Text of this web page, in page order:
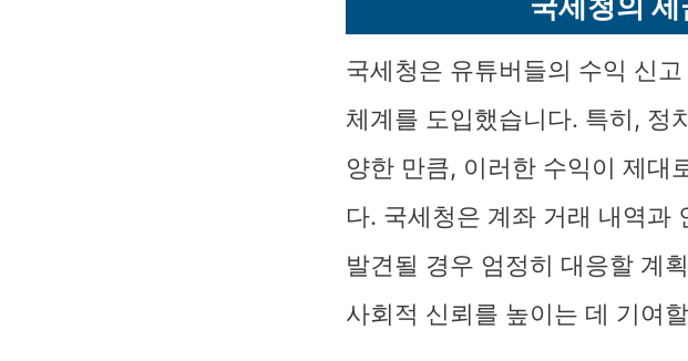
국세청은 유튜버들의 수익 신
체계를 도입했습니다. 특히, 정
양한 만큼, 이러한 수익이 제대
다. 국세청은 계좌 거래 내역과
발견될 경우 엄정히 대응할 계
사회적 신뢰를 높이는 데 기여